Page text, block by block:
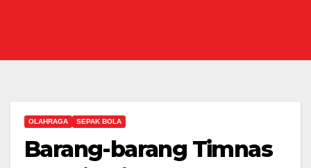
OLAHRAGA SEPAK BOLA
Barang-barang Timnas